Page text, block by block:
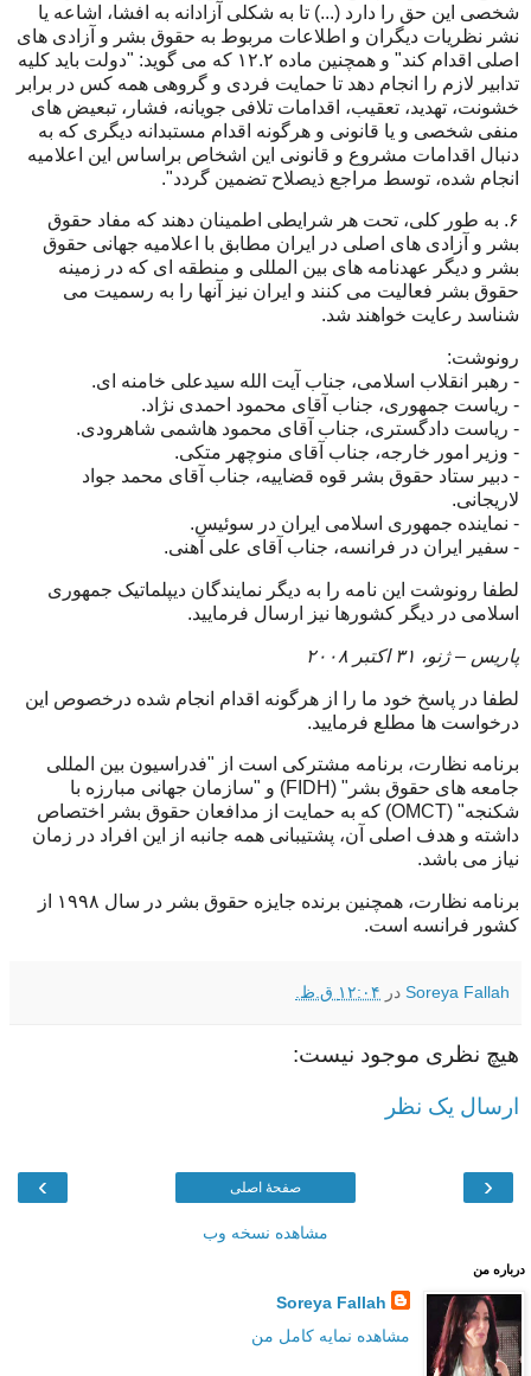
شخصی اين حق را دارد (...) تا به شکلی آزادانه به افشا، اشاعه يا
نشر نظريات ديگران و اطلاعات مربوط به حقوق بشر و آزادی های
اصلی اقدام کند" و همچنين ماده ۱۲.۲ که می گويد: "دولت بايد کليه
تدابير لازم را انجام دهد تا حمايت فردی و گروهی همه کس در برابر
خشونت، تهديد، تعقيب، اقدامات تلافی جويانه، فشار، تبعيض های
منفی شخصی و يا قانونی و هرگونه اقدام مستبدانه ديگری که به
دنبال اقدامات مشروع و قانونی اين اشخاص براساس اين اعلاميه
انجام شده، توسط مراجع ذيصلاح تضمين گردد".
۶. به طور کلی، تحت هر شرايطی اطمينان دهند که مفاد حقوق
بشر و آزادی های اصلی در ايران مطابق با اعلاميه جهانی حقوق
بشر و ديگر عهدنامه های بين المللی و منطقه ای که در زمينه
حقوق بشر فعاليت می کنند و ايران نيز آنها را به رسميت می
شناسد رعايت خواهند شد.
رونوشت:
- رهبر انقلاب اسلامی، جناب آيت الله سيدعلی خامنه ای.
- رياست جمهوری، جناب آقای محمود احمدی نژاد.
- رياست دادگستری، جناب آقای محمود هاشمی شاهرودی.
- وزير امور خارجه، جناب آقای منوچهر متکی.
- دبير ستاد حقوق بشر قوه قضاييه، جناب آقای محمد جواد
لاريجانی.
- نماينده جمهوری اسلامی ايران در سوئيس.
- سفير ايران در فرانسه، جناب آقای علی آهنی.
لطفا رونوشت اين نامه را به ديگر نمايندگان ديپلماتيک جمهوری
اسلامی در ديگر کشورها نيز ارسال فرماييد.
پاريس – ژنو، ۳۱ اکتبر ۲۰۰۸
لطفا در پاسخ خود ما را از هرگونه اقدام انجام شده درخصوص اين
درخواست ها مطلع فرماييد.
برنامه نظارت، برنامه مشترکی است از "فدراسيون بين المللی
جامعه های حقوق بشر" (FIDH) و "سازمان جهانی مبارزه با
شکنجه" (OMCT) که به حمايت از مدافعان حقوق بشر اختصاص
داشته و هدف اصلی آن، پشتيبانی همه جانبه از اين افراد در زمان
نياز می باشد.
برنامه نظارت، همچنين برنده جايزه حقوق بشر در سال ۱۹۹۸ از
کشور فرانسه است.
Soreya Fallah در ۱۲:۰۴ ق.ظ.
هیچ نظری موجود نیست:
ارسال یک نظر
‹
› صفحهٔ اصلی
مشاهده نسخه وب
درباره من
Soreya Fallah
مشاهده نمایه کامل من